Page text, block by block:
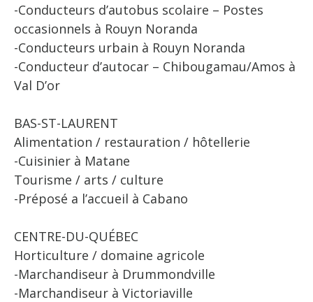
-Conducteurs d’autobus scolaire – Postes
occasionnels à Rouyn Noranda
-Conducteurs urbain à Rouyn Noranda
-Conducteur d’autocar – Chibougamau/Amos à
Val D’or
BAS-ST-LAURENT
Alimentation / restauration / hôtellerie
-Cuisinier à Matane
Tourisme / arts / culture
-Préposé a l’accueil à Cabano
CENTRE-DU-QUÉBEC
Horticulture / domaine agricole
-Marchandiseur à Drummondville
-Marchandiseur à Victoriaville